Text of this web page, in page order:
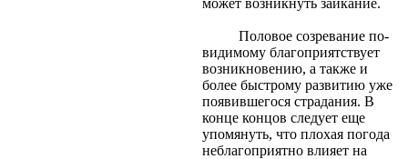
Половое созревание по-
видимому благоприятствует
возникновению, а также и
более быстрому развитию уже
появившегося страдания. В
конце концов следует еще
упомянуть, что плохая погода
неблагоприятно влияет на